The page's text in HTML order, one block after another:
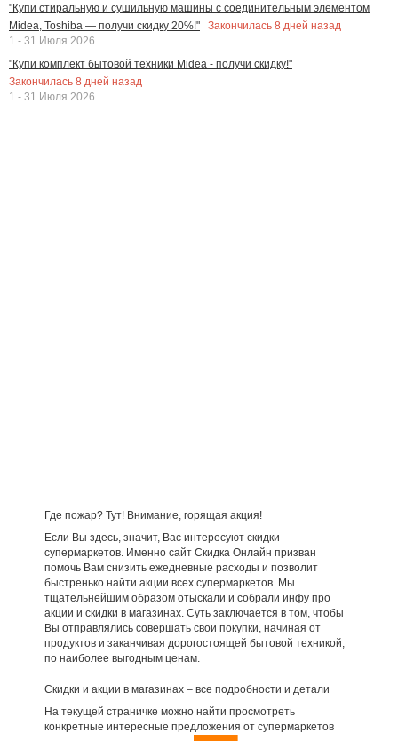
"Купи стиральную и сушильную машины с соединительным элементом
Midea, Toshiba — получи скидку 20%!"
Закончилась 8 дней назад
1 - 31 Июля 2026
"Купи комплект бытовой техники Midea - получи скидку!"
Закончилась 8 дней назад
1 - 31 Июля 2026
Где пожар? Тут! Внимание, горящая акция!
Если Вы здесь, значит, Вас интересуют скидки
супермаркетов. Именно сайт Скидка Онлайн призван
помочь Вам снизить ежедневные расходы и позволит
быстренько найти акции всех супермаркетов. Мы
тщательнейшим образом отыскали и собрали инфу про
акции и скидки в магазинах. Суть заключается в том, чтобы
Вы отправлялись совершать свои покупки, начиная от
продуктов и заканчивая дорогостоящей бытовой техникой,
по наиболее выгодным ценам.
Скидки и акции в магазинах – все подробности и детали
На текущей страничке можно найти просмотреть
конкретные интересные предложения от супермаркетов